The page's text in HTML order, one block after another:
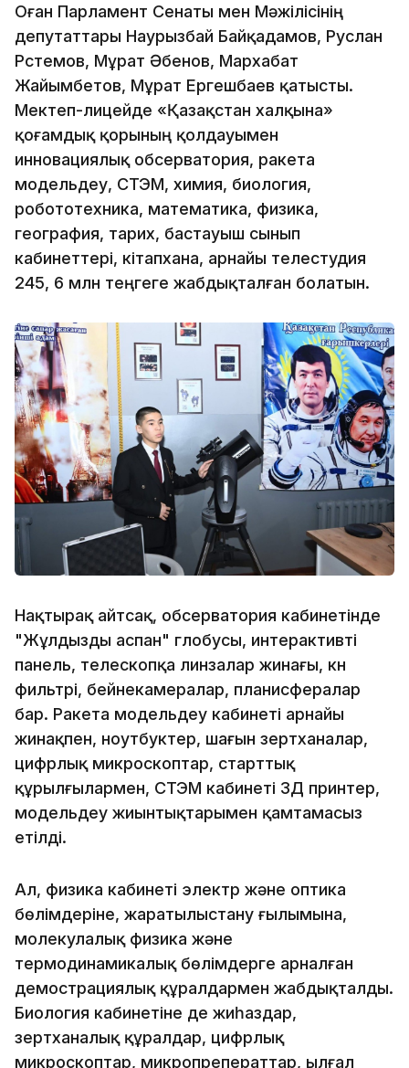
Оған Парламент Сенаты мен Мәжілісінің
депутаттары Наурызбай Байқадамов, Руслан
Рүстемов, Мұрат Әбенов, Мархабат
Жайымбетов, Мұрат Ергешбаев қатысты.
Мектеп-лицейде «Қазақстан халқына»
қоғамдық қорының қолдауымен
инновациялық обсерватория, ракета
модельдеу, СТЭМ, химия, биология,
робототехника, математика, физика,
география, тарих, бастауыш сынып
кабинеттері, кітапхана, арнайы телестудия
245, 6 млн теңгеге жабдықталған болатын.
Нақтырақ айтсақ, обсерватория кабинетінде
"Жұлдызды аспан" глобусы, интерактивті
панель, телескопқа линзалар жинағы, күн
фильтрі, бейнекамералар, планисфералар
бар. Ракета модельдеу кабинеті арнайы
жинақпен, ноутбуктер, шағын зертханалар,
цифрлық микроскоптар, старттық
құрылғылармен, СТЭМ кабинеті 3Д принтер,
модельдеу жиынтықтарымен қамтамасыз
етілді.
Ал, физика кабинеті электр және оптика
бөлімдеріне, жаратылыстану ғылымына,
молекулалық физика және
термодинамикалық бөлімдерге арналған
демострациялық құралдармен жабдықталды.
Биология кабинетіне де жиһаздар,
зертханалық құралдар, цифрлық
микроскоптар, микропреператтар, ылғал